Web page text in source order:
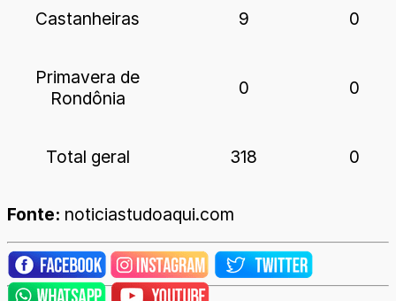
Castanheiras 9 0
Primavera de
Rondônia
0 0
Total geral 318 0
Fonte: noticiastudoaqui.com